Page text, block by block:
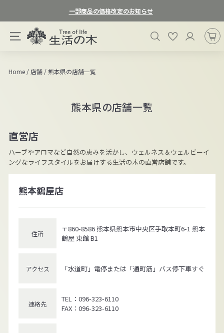
ス
一
す
る
一部商品の価格改定のお知らせ
サイトナビゲーション
生
活
木
ン
ス
ト
ア
検索 お気に入り
Home / 店舗 /熊本県の店舗一覧
熊本県の店舗一覧
直営店
ハーブやアロマなど自然の恵みを活かし、ウェルネス＆ウェルビーイ
ングなライフスタイルをお届けする生活の木の直営店舗です。
熊本鶴屋店
住所
〒860-8586 熊本県熊本市中央区手取本町6-1 熊本
鶴屋 東館 B1
アクセス 「水道町」電停または「通町筋」バス停下車すぐ
連絡先
TEL：096-323-6110
FAX：096-323-6110